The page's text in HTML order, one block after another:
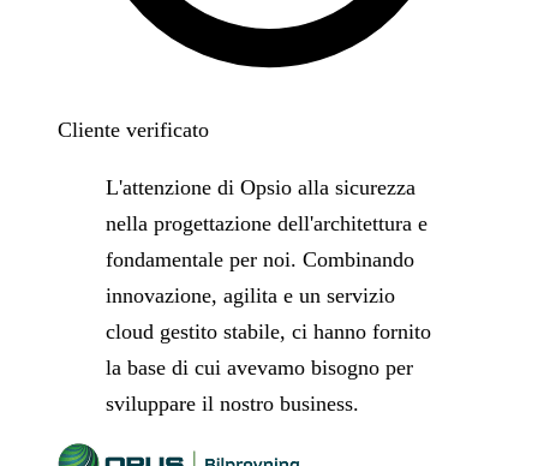
Cliente verificato
L'attenzione di Opsio alla sicurezza
nella progettazione dell'architettura e
fondamentale per noi. Combinando
innovazione, agilita e un servizio
cloud gestito stabile, ci hanno fornito
la base di cui avevamo bisogno per
sviluppare il nostro business.